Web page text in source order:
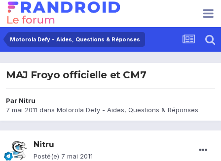
Motorola Defy - Aides, Questions & Réponses
MAJ Froyo officielle et CM7
Par Nitru
7 mai 2011 dans Motorola Defy - Aides, Questions & Réponses
Nitru
Posté(e) 7 mai 2011